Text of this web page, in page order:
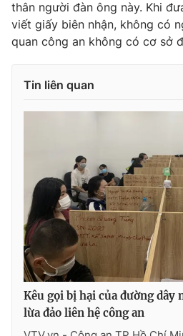
Ðiện thoại Thời báo VTV:024.66
Email:toasoan@vtv.vn
Liên hệ quảng cáo:024-7300.7108
® Cấm sao chép dưới mọi hình
thuận bằng văn bản. Ghi rõ nguồn
thông tin từ website này.
thân người đàn ông này. Khi
viết giấy biên nhận, không có
quan công an không có cơ sở
Tin liên quan
Kêu gọi bị hại của đường dây
lừa đảo liên hệ công an